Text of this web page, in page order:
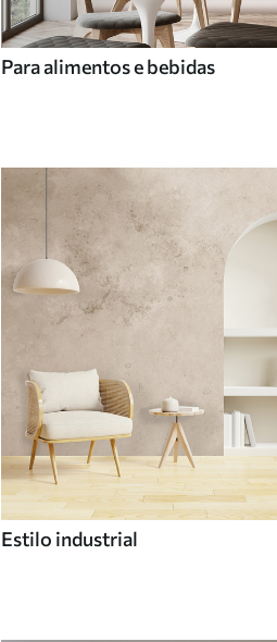
Para alimentos e bebidas
Estilo industrial